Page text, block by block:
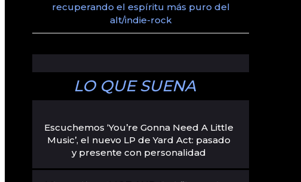
recuperando el espíritu más puro del
alt/indie-rock
LO QUE SUENA
Escuchemos ‘You’re Gonna Need A Little
Music’, el nuevo LP de Yard Act: pasado
y presente con personalidad